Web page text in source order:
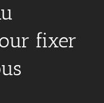
fixer